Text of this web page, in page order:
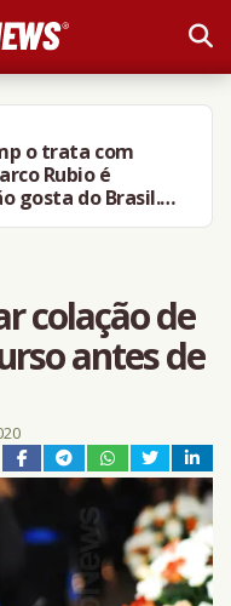
o trata com
Rubio é
gosta do Brasil.
colação de
antes de